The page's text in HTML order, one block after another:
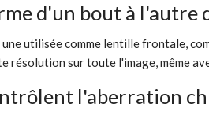
d'un bout à l'autre
utilisée comme lentille frontale,
sur toute l'image, même
l'aberration